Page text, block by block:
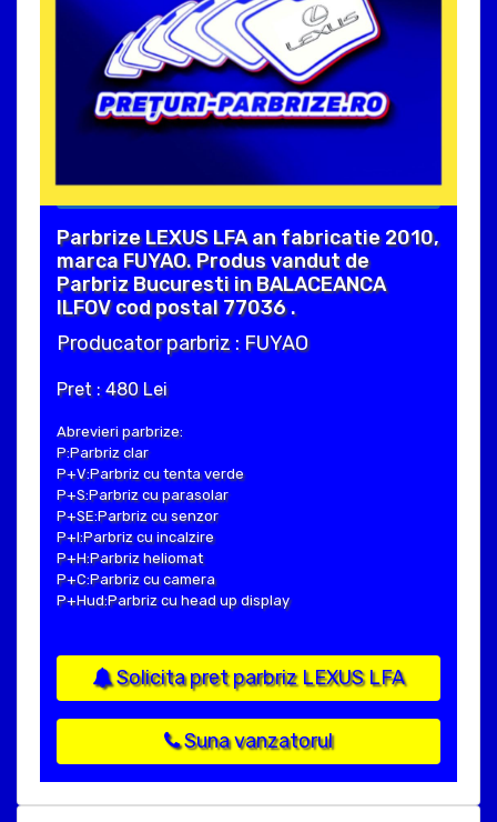
Parbrize LEXUS LFA an fabricatie 2010,
marca FUYAO. Produs vandut de
Parbriz Bucuresti in BALACEANCA
ILFOV cod postal 77036 .
Producator parbriz : FUYAO
Pret : 480 Lei
Abrevieri parbrize:
P:Parbriz clar
P+V:Parbriz cu tenta verde
P+S:Parbriz cu parasolar
P+SE:Parbriz cu senzor
P+I:Parbriz cu incalzire
P+H:Parbriz heliomat
P+C:Parbriz cu camera
P+Hud:Parbriz cu head up display
Solicita pret parbriz LEXUS LFA
Suna vanzatorul